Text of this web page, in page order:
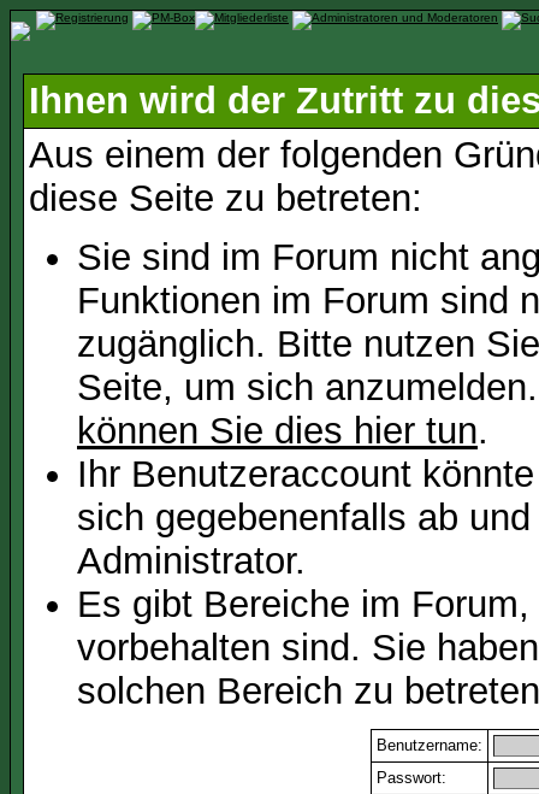
Ihnen wird der Zutritt zu
Aus einem der folgenden
diese Seite zu betreten:
Sie sind im Forum nicht
Funktionen im Forum sind
zugänglich. Bitte nutzen
Seite, um sich
können Sie dies hier tun.
Ihr Benutzeraccount
sich gegebenenfalls ab
Administrator.
Es gibt Bereiche im
vorbehalten sind. Sie
solchen Bereich zu
Benutzername:
Passwort: